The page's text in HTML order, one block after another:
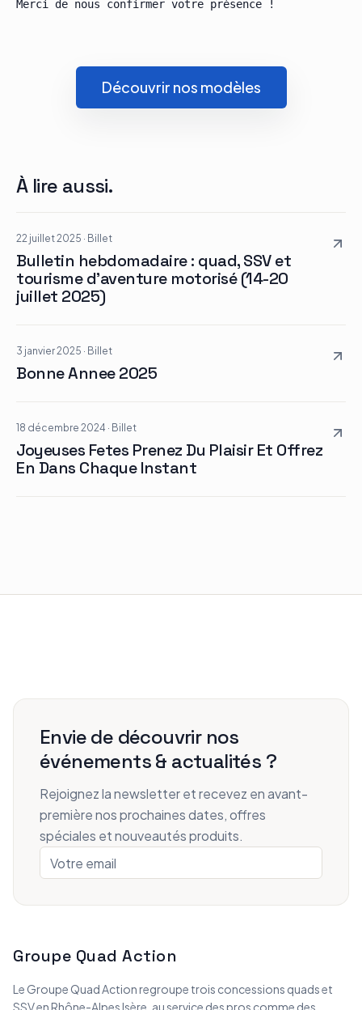
Découvrir nos modèles
À lire aussi.
22 juillet 2025 · Billet
Bulletin hebdomadaire : quad, SSV et
tourisme d’aventure motorisé (14-20
juillet 2025)
3 janvier 2025 · Billet
Bonne Annee 2025
18 décembre 2024 · Billet
Joyeuses Fetes Prenez Du Plaisir Et Offrez
En Dans Chaque Instant
Envie de découvrir nos
événements & actualités ?
Rejoignez la newsletter et recevez en avant-
première nos prochaines dates, offres
spéciales et nouveautés produits.
Groupe Quad Action
Le Groupe Quad Action regroupe trois concessions quads et
SSV en Rhône-Alpes Isère, au service des pros comme des